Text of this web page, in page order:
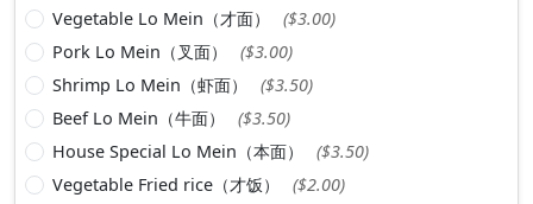
Vegetable Lo Mein（才面）
($3.00)
Pork Lo Mein（叉面）
($3.00)
Shrimp Lo Mein（虾面）
($3.50)
Beef Lo Mein（牛面）
($3.50)
House Special Lo Mein（本面）
($3.50)
Vegetable Fried rice（才饭）
($2.00)